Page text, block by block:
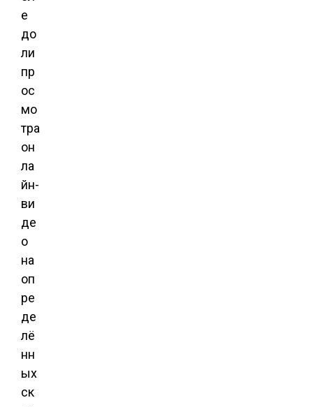
е
до
ли
пр
ос
мо
тра
он
ла
йн-
ви
де
о
на
оп
ре
де
лё
нн
ых
ск